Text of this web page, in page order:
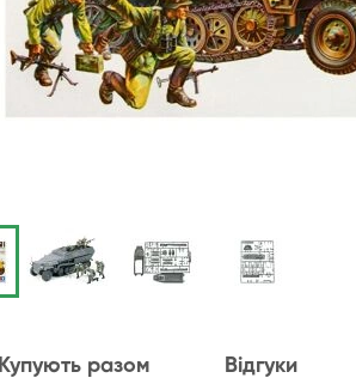
Купують разом Відгуки